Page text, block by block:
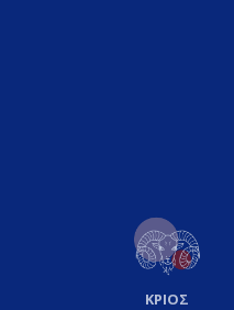
ΚΡΙΟΣ